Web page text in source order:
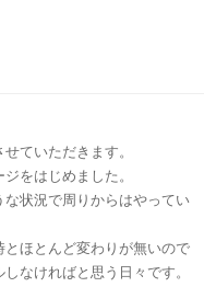
ていただきます。
をはじめました。
状況で周りからはやってい
ほとんど変わりが無いので
なければと思う日々です。